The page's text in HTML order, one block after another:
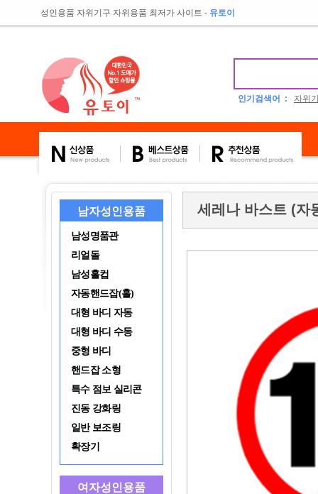
성인용품 자위기구 자위용품 최저가 사이트 - 유토이
인기검색어 : 자위
남자성인용품
남성명품관
리얼돌
남성홀컵
자동핸드잡(홀)
대형 바디 자동
대형 바디 수동
중형 바디
핸드잡 소형
특수 점보 실리콘
진동 강화링
일반 보조링
확장기
여자성인용품
세레나 바스트 (자